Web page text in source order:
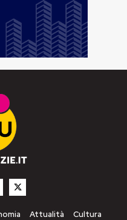
Attualità
Cultura